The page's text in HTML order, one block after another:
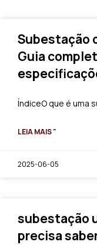
Subestação
Guia
ÍndiceO que é uma
LEIA MAIS "
2025-06-05
subestação
precisa